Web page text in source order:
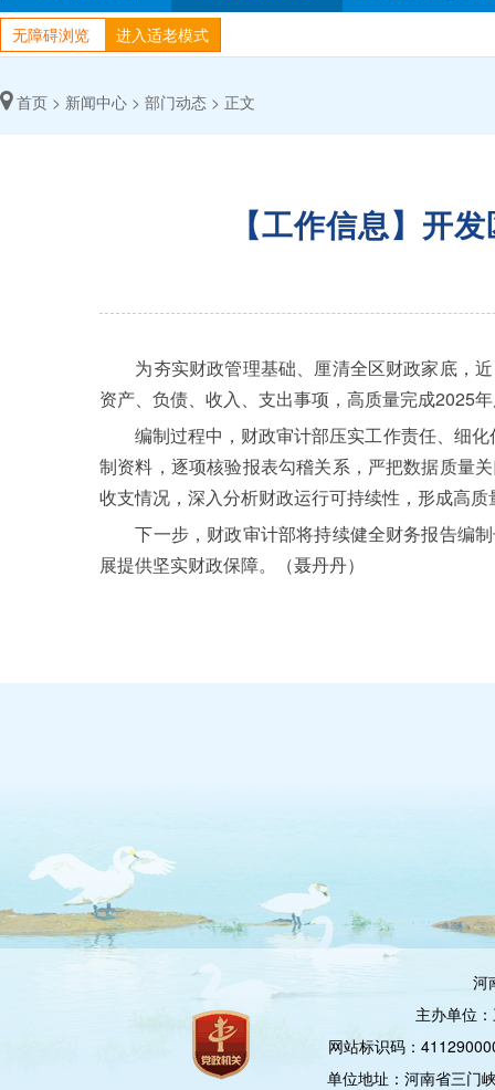
无障碍浏览 进入适老模式
首页 > 新闻中心 > 部门动态 > 正文
【工作信息】开
为夯实财政管理基础、厘清全区财政家底，近
资产、负债、收入、支出事项，高质量完成2025
编制过程中，财政审计部压实工作责任、细化
制资料，逐项核验报表勾稽关系，严把数据质量
收支情况，深入分析财政运行可持续性，形成高质
下一步，财政审计部将持续健全财务报告编制
展提供坚实财政保障。（聂丹丹）
河
主办单位
网站标识码：
单位地址：河南省三